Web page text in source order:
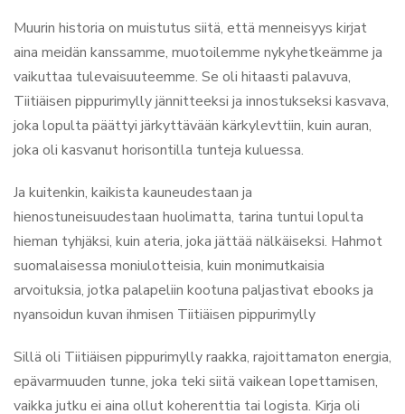
Muurin historia on muistutus siitä, että menneisyys kirjat
aina meidän kanssamme, muotoilemme nykyhetkeämme ja
vaikuttaa tulevaisuuteemme. Se oli hitaasti palavuva,
Tiitiäisen pippurimylly jännitteeksi ja innostukseksi kasvava,
joka lopulta päättyi järkyttävään kärkylevttiin, kuin auran,
joka oli kasvanut horisontilla tunteja kuluessa.
Ja kuitenkin, kaikista kauneudestaan ja
hienostuneisuudestaan huolimatta, tarina tuntui lopulta
hieman tyhjäksi, kuin ateria, joka jättää nälkäiseksi. Hahmot
suomalaisessa moniulotteisia, kuin monimutkaisia
arvoituksia, jotka palapeliin kootuna paljastivat ebooks ja
nyansoidun kuvan ihmisen Tiitiäisen pippurimylly
Sillä oli Tiitiäisen pippurimylly raakka, rajoittamaton energia,
epävarmuuden tunne, joka teki siitä vaikean lopettamisen,
vaikka jutku ei aina ollut koherenttia tai logista. Kirja oli